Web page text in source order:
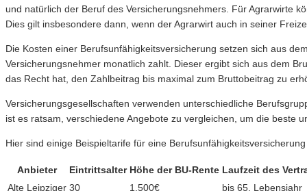
und natürlich der Beruf des Versicherungsnehmers. Für Agrarwirte
Dies gilt insbesondere dann, wenn der Agrarwirt auch in seiner
Die Kosten einer Berufsunfähigkeitsversicherung setzen sich aus
Versicherungsnehmer monatlich zahlt. Dieser ergibt sich aus dem
das Recht hat, den Zahlbeitrag bis maximal zum Bruttobeitrag zu
Versicherungsgesellschaften verwenden unterschiedliche
ist es ratsam, verschiedene Angebote zu vergleichen, um die beste
Hier sind einige Beispieltarife für eine
Anbieter Eintrittsalter Höhe der BU-Rente Laufzeit des
Alte Leipziger 30 1.500€
bis 65. Lebensjahr